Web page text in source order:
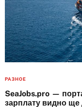
РАЗНОЕ
SeaJobs.pro —
зарплату видно ще